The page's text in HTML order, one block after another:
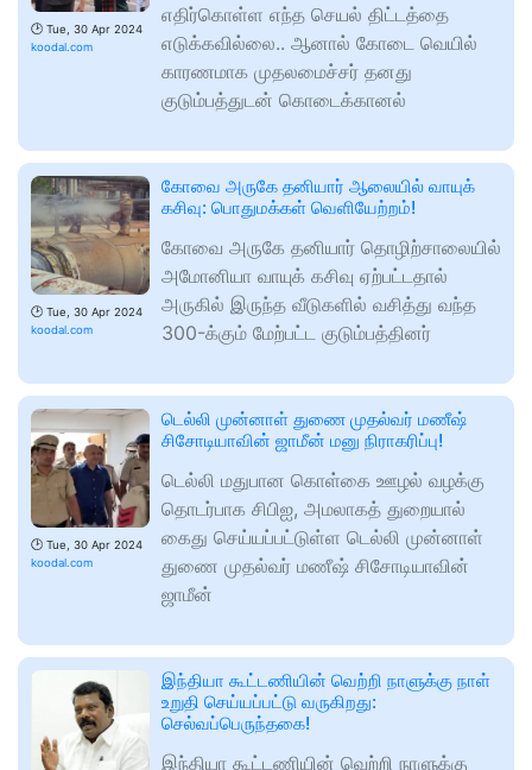
🕑 Tue, 30 Apr 2024
koodal.com
எதிர்கொள்ள எந்த செயல் திட்டத்தை
எடுக்கவில்லை.. ஆனால் கோடை வெயில்
காரணமாக முதலமைச்சர் தனது
குடும்பத்துடன் கொடைக்கானல்
🕑 Tue, 30 Apr 2024
koodal.com
கோவை அருகே தனியார் ஆலையில் வாயுக்
கசிவு: பொதுமக்கள் வெளியேற்றம்!
கோவை அருகே தனியார் தொழிற்சாலையில்
அமோனியா வாயுக் கசிவு ஏற்பட்டதால்
அருகில் இருந்த வீடுகளில் வசித்து வந்த
300-க்கும் மேற்பட்ட குடும்பத்தினர்
🕑 Tue, 30 Apr 2024
koodal.com
டெல்லி முன்னாள் துணை முதல்வர் மணீஷ்
சிசோடியாவின் ஜாமீன் மனு நிராகரிப்பு!
டெல்லி மதுபான கொள்கை ஊழல் வழக்கு
தொடர்பாக சிபிஐ, அமலாகத் துறையால்
கைது செய்யப்பட்டுள்ள டெல்லி முன்னாள்
துணை முதல்வர் மணீஷ் சிசோடியாவின்
ஜாமீன்
இந்தியா கூட்டணியின் வெற்றி நாளுக்கு நாள்
உறுதி செய்யப்பட்டு வருகிறது:
செல்வப்பெருந்தகை!
இந்தியா கூட்டணியின் வெற்றி நாளுக்கு